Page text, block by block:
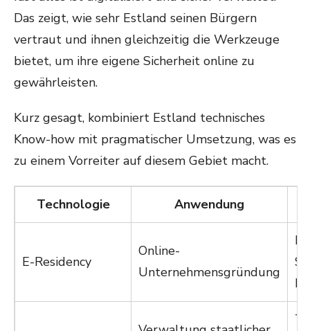
Das zeigt, wie sehr Estland seinen Bürgern
vertraut und ihnen gleichzeitig die Werkzeuge
bietet, um ihre eigene Sicherheit online zu
gewährleisten.
Kurz gesagt, kombiniert Estland technisches
Know-how mit pragmatischer Umsetzung, was es
zu einem Vorreiter auf diesem Gebiet macht.
Technologie Anwendung
E-Residency
Online-
Unternehmensgründung